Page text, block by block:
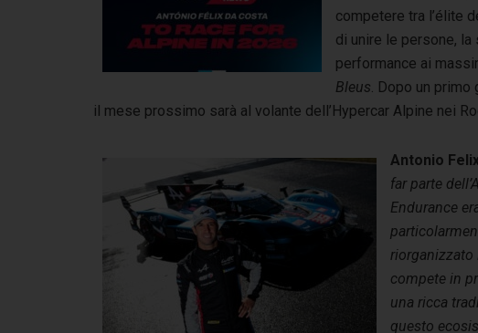
competere tra l’élite
di unire le persone,
performance ai
Bleus . Dopo un
il mese prossimo sarà al volante dell’Hypercar Alpine nei
Antonio
far parte
Endurance
riorganizzato
compete in
una ricca
questo